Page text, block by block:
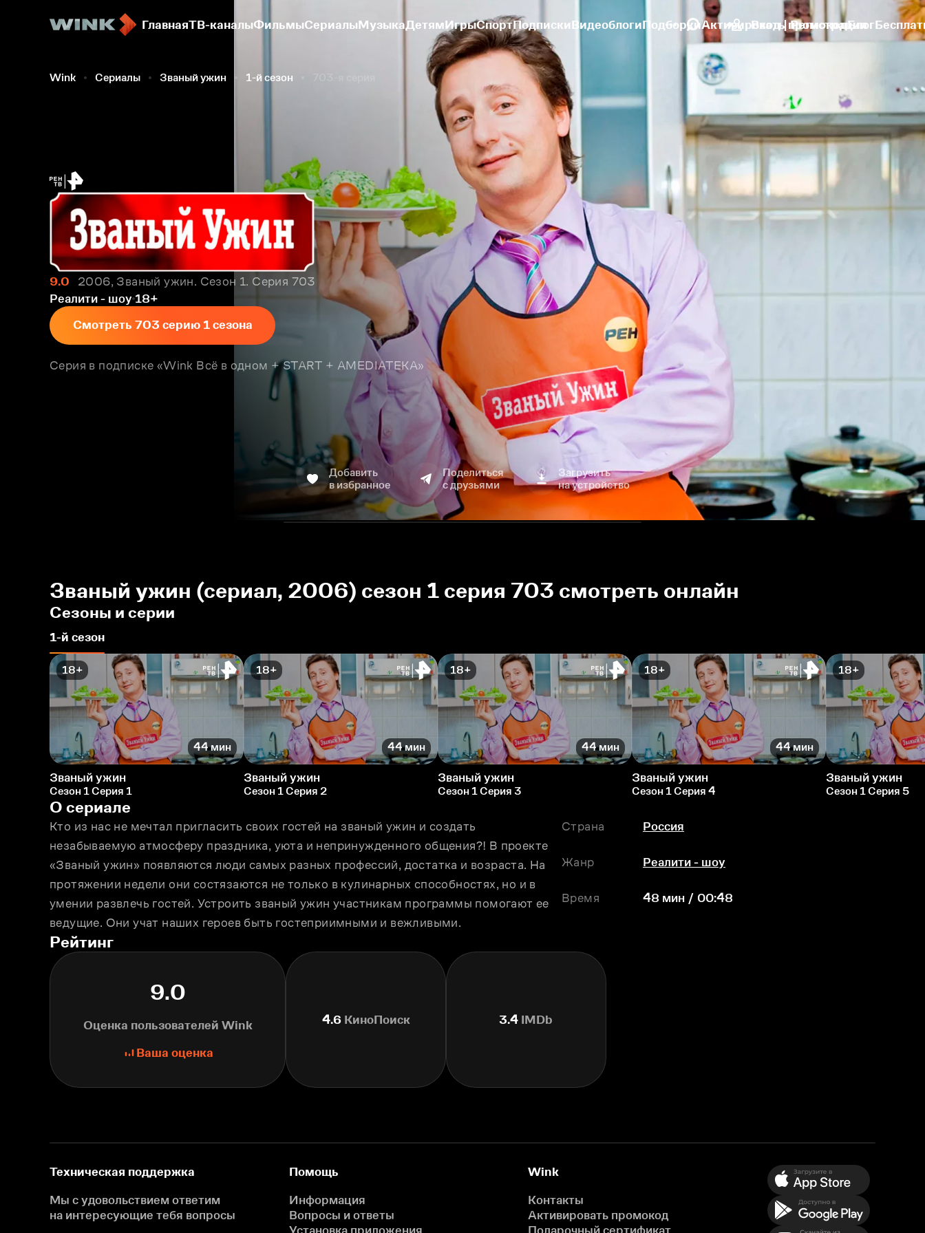
ГлавнаяТВ-каналыФильмыСериалыМузыкаДетямИгрыСпортПодпискиВидеоблогиПодборкиАктивировать промокодБлог
Вход | Регистрация
Wink Сериалы Званый ужин 1-й сезон
9.0
2006, Званый ужин. Сезон 1. Серия 703
Реалити - шоу 18+
Смотреть 703 серию 1 сезона
Серия в подписке «Wink Всё в одном + START + AMEDIATEKA»
Добавить
в избранное
Поделиться
с друзьями
Загрузить
на устройство
Званый ужин (сериал, 2006) сезон 1 серия 703 смотреть онлайн
Сезоны и серии
1-й сезон
18+
44 мин
Званый ужин
Сезон 1 Серия 1
18+
44 мин
Званый ужин
Сезон 1 Серия 2
18+
44 мин
Званый ужин
Сезон 1 Серия 3
18+
44 мин
Званый ужин
Сезон 1 Серия 4
18+
Званый ужин
Сезон 1 Серия 5
О сериале
Кто из нас не мечтал пригласить своих гостей на званый ужин и создать
незабываемую атмосферу праздника, уюта и непринужденного общения?! В проекте
«Званый ужин» появляются люди самых разных профессий, достатка и возраста. На
протяжении недели они состязаются не только в кулинарных способностях, но и в
умении развлечь гостей. Устроить званый ужин участникам программы помогают ее
ведущие. Они учат наших героев быть гостеприимными и вежливыми.
Страна Россия
Жанр Реалити - шоу
Время 48 мин / 00:48
Рейтинг
9.0
Оценка пользователей Wink
Ваша оценка
4.6КиноПоиск 3.4 IMDb
Техническая поддержка
Мы с удовольствием ответим
на интересующие тебя вопросы
Помощь
Информация
Вопросы и ответы
Установка приложения
Wink
Контакты
Активировать промокод
Подарочный сертификат